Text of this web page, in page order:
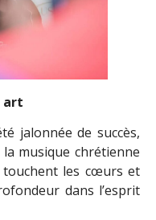
art
jalonnée de succès,
musique chrétienne
touchent les cœurs et
dans l’esprit